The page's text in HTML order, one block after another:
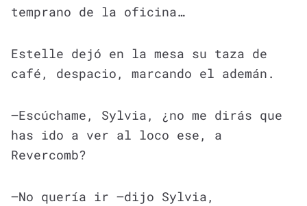
temprano de la oficina…
Estelle dejó en la mesa su taza de
café, despacio, marcando el ademán.
—Escúchame, Sylvia, ¿no me dirás que
has ido a ver al loco ese, a
Revercomb?
—No quería ir —dijo Sylvia,